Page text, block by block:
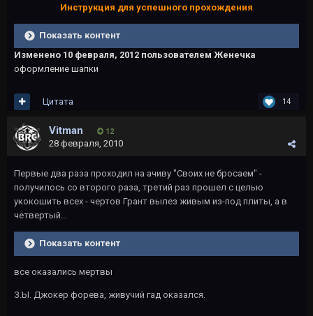
Инструкция для успешного прохождения
Показать контент
Изменено 10 февраля, 2012 пользователем Женечка
оформление шапки
14
Цитата
Vitman 12
28 февраля, 2010
Первые два раза проходил на ачиву "Своих не бросаем" -
получилось со второго раза, третий раз прошел с целью
укокошить всех - чертов Грант вылез живым из-под плиты, а в
четвертый...
Показать контент
все оказались мертвы
З.Ы. Джокер форева, живучий гад оказался.